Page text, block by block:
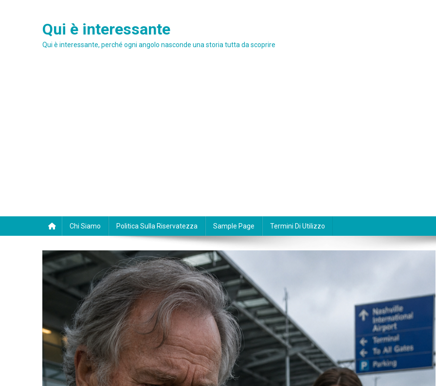
Qui è interessante
Qui è interessante, perché ogni angolo nasconde una storia tutta da scoprire
Chi Siamo Politica Sulla Riservatezza Sample Page Termini Di Utilizzo